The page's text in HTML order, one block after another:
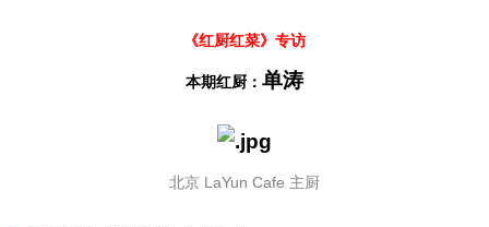
《红厨红菜》专访
本期红厨： 单涛
北京 LaYun Cafe 主厨